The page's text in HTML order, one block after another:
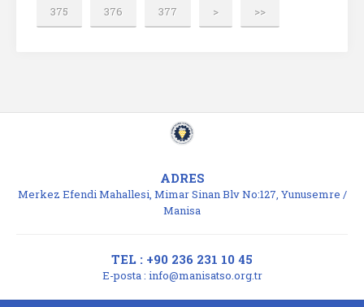
375 376 377 > >>
ADRES
Merkez Efendi Mahallesi, Mimar Sinan Blv No:127, Yunusemre /
Manisa
TEL : +90 236 231 10 45
E-posta : info@manisatso.org.tr